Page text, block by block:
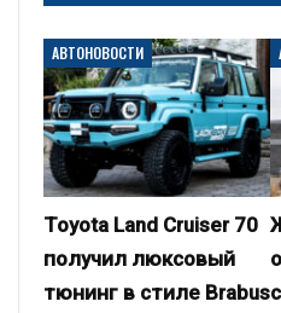
АВТОНОВОСТИ
Toyota Land Cruiser 70
получил люксовый
тюнинг в стиле Brabus